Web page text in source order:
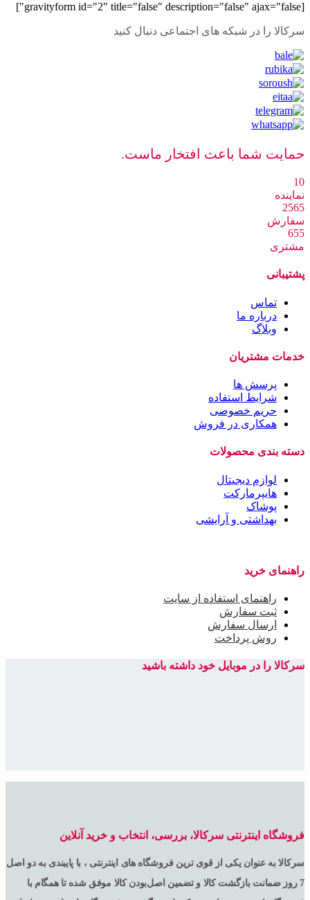
[gravityform id="2" title="false" description="false" ajax="false"]
سرکالا را در شبکه های اجتماعی دنبال کنید
حمایت شما باعث افتخار ماست.
10
نماینده
2565
سفارش
655
مشتری
پشتیبانی
تماس
درباره ما
وبلاگ
خدمات مشتریان
پرسش ها
شرایط استفاده
حریم خصوصی
همکاری در فروش
دسته بندی محصولات
لوازم دیجیتال
هایپرمارکت
پوشاک
بهداشتی و آرایشی
راهنمای خرید
راهنمای استفاده از سایت
ثبت سفارش
ارسال سفارش
روش پرداخت
سرکالا را در موبایل خود داشته باشید
فروشگاه اینترنتی سرکالا، بررسی، انتخاب و خرید آنلاین
سرکالا به عنوان یکی از قوی ترین فروشگاه های اینترنتی ، با پایبندی به دو اصل
7 روز ضمانت بازگشت کالا و تضمین اصل‌بودن کالا موفق شده تا همگام با